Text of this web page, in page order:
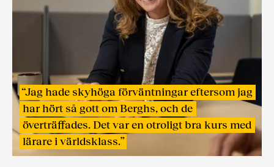
“Jag hade skyhöga förväntningar eftersom jag
har hört så gott om Berghs, och de
överträffades. Det var en otroligt bra kurs med
lärare i världsklass.”